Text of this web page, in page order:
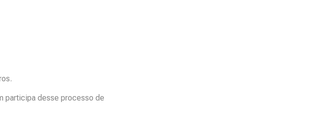
participa desse processo de